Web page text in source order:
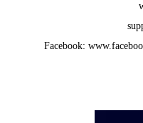
Facebook: